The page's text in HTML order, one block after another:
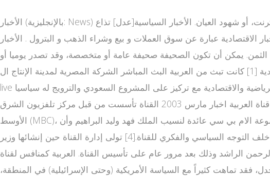
الأخبار (بالإنجليزية: News) هي عبارة عن معلومات عن الأحداث الجارية أو التي جرت بحيث يتم معرفتها من خلال الطباعة، البث التلفزيوني، الإنترنت، أو شهود العيان. الأخبار السياسية[عدل] تذاع
الاقتصادية عبارة عن سوق العملات و بيع وشراء الذهب و البترول . الأخبار
الثمن. يمكن أن تكون الصحيفة صحيفة عامة أو متخصصة، وقد تصدر يوميا أو
أسبوعيا. قناة العربية هي قناة فضائية إخبارية سعودية وجزء من موقع العربية الحدث شبكة إعلامية سعودية [1] كانت تبث من العربية البث المباشر الشركة المصرية لمدينة الإنتاج ال alarabiya tv
live إعلامي بمصر والآن تبث من مدينة دبي للإعلام بالإمارات العربية المتحدة، وتهتم هذه القناة بالأخبار السياسية والرياضية والاقتصادية مع تركيز على المشروع السعودي والترويج له سياسيا
واجتماعيا واقتصاديا رغم أن غالب مذيعي القناة والعاملين على كتابة أخبارها ليسوا سعوديين [1][2] ؛ بدأت البث في 3 قناة العربية اخبار مارس 2003 القناة تأسست من قبل مركز تلفزيون الشرق
الأوسط (MBC)، مجموعة الحريري، ومستثمرين من عدة دول عربية أخرى.[3].لكن تسريبات ويكيليكس كشفت أن محطة العربية ومجموعة الام بي سي عائدة لنسيب الملك فهد وليد البراهيم وأن
50٪ من أرباح القناة هي من نصيب الأمير عبد العزيز بن فهد ابن الملك السعودي الراحل وأن الأمير ممن يقفون خلف التوجه السياسي والفكري للقناة.[4] تولى إدارة القناة حين إنشائها وزير
الراشد وذلك بعد مرور عام على تأسيس القناة. العربية كمنافس لقناة
فقد تماهت كثيراً مع السياسة الأمريكية (وحتى الإسرائيلية) في المنطقة،